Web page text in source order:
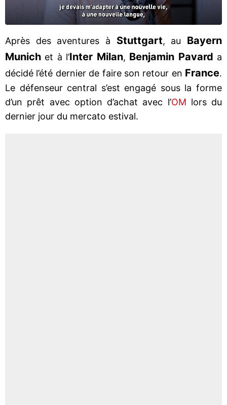
Après des aventures à Stuttgart, au Bayern
Munich et à l’Inter Milan, Benjamin Pavard a
décidé l’été dernier de faire son retour en France.
Le défenseur central s’est engagé sous la forme
d’un prêt avec option d’achat avec l’OM lors du
dernier jour du mercato estival.